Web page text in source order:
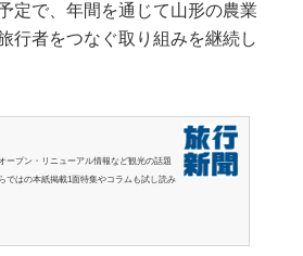
定で、年間を通じて山形の農業
行者をつなぐ取り組みを継続し
ープン・リニューアル情報など観光の話題
ではの本紙掲載1面特集やコラムも試し読み